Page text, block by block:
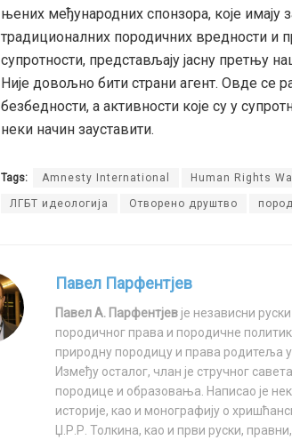
њених међународних спонзора, које
традиционалних породичних вредности
супротности, представљају јасну претњу
Није довољно бити страни агент. Овде се
безбедности, а активности које су у
неки начин зауставити.
Tags: Amnesty International Human Rights
ЛГБТ идеологија Отворено друштво
Павел Парфентјев
Павел А. Парфентјев је независни
породичног права и породичне
природну породицу и права родитеља у
Између осталог, члан је стручног
породице и образовања. Написао је
историје, као и монографију о
Џ.Р.Р. Толкина, као и први руски,